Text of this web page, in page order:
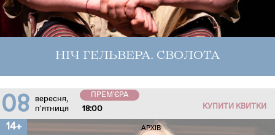
НІЧ ГЕЛЬВЕРА. СВОЛОТА
08
вересня,
п'ятниця
18:00
ПРЕМ'ЄРА
КУПИТИ КВИТКИ
14+ АРХІВ